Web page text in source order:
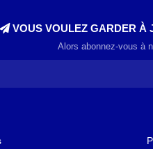
VOUS VOULEZ GARDER À
Alors abonnez-vous à